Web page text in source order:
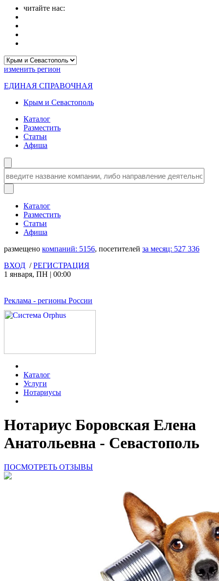
читайте нас:
изменить регион
ЕДИНАЯ СПРАВОЧНАЯ
Крым и Севастополь
Каталог
Разместить
Статьи
Афиша
Каталог
Разместить
Статьи
Афиша
размещено компаний: 5156, посетителей за месяц: 527 336
ВХОД /РЕГИСТРАЦИЯ
1 января, ПН | 00:00
Реклама - регионы России
Каталог
Услуги
Нотариусы
Нотариус Боровская Елена
Анатольевна - Севастополь
ПОСМОТРЕТЬ ОТЗЫВЫ